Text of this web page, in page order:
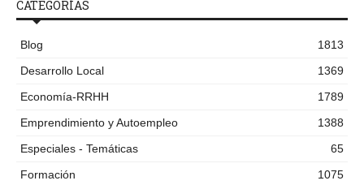
CATEGORÍAS
Blog
1813
Desarrollo Local
1369
Economía-RRHH
1789
Emprendimiento y Autoempleo
1388
Especiales - Temáticas
65
Formación
1075